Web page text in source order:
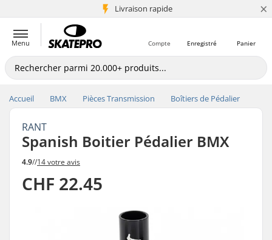
Livraison rapide
+5 mio de clients ×
Menu Panier
Enregistré
Compte
Accueil BMX Pièces Transmission Boîtiers de Pédalier
RANT
Spanish Boitier Pédalier BMX
4.9//14 votre avis
CHF 22.45